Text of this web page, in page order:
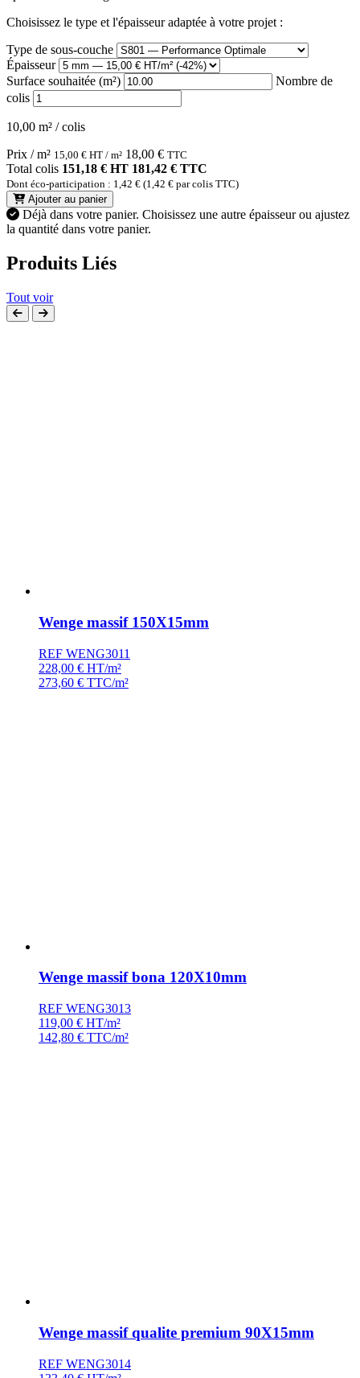
Choisissez le type et l'épaisseur adaptée à votre projet :
Type de sous-couche
Épaisseur
Surface souhaitée (m²)
Nombre de
colis
10,00 m² / colis
Prix / m² 15,00 € HT / m² 18,00 € TTC
Total colis 151,18 € HT 181,42 € TTC
Dont éco-participation : 1,42 € (1,42 € par colis TTC)
Ajouter au panier
Déjà dans votre panier. Choisissez une autre épaisseur ou ajustez
la quantité dans votre panier.
Produits Liés
Tout voir
Wenge massif 150X15mm
REF WENG3011
228,00 € HT/m²
273,60 € TTC/m²
Wenge massif bona 120X10mm
REF WENG3013
119,00 € HT/m²
142,80 € TTC/m²
Wenge massif qualite premium 90X15mm
REF WENG3014